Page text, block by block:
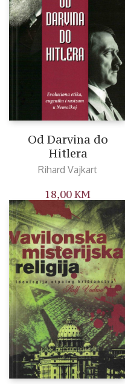
Od Darvina do
Hitlera
Rihard Vajkart
18,00KM